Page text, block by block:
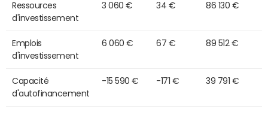
Ressources
d'investissement
3 060 € 34 € 86 130 €
Emplois
d'investissement
6 060 € 67 € 89 512 €
Capacité
d'autofinancement
-15 590 € -171 € 39 791 €